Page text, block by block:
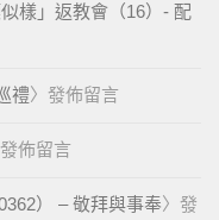
樣」返教會（16）- 配
禮〉發佈留言
佈留言
） – 敬拜與事奉〉發